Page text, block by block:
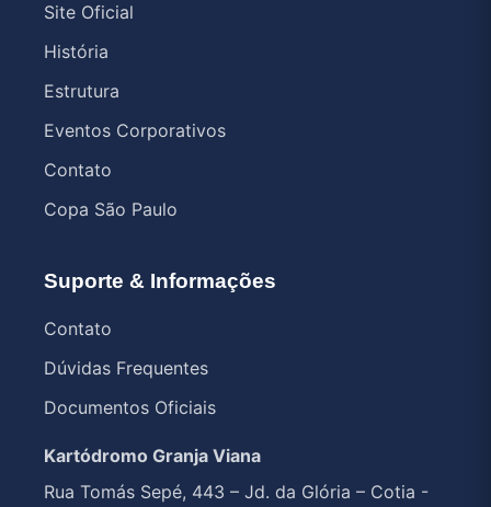
Site Oficial
História
Estrutura
Eventos Corporativos
Contato
Copa São Paulo
Suporte & Informações
Contato
Dúvidas Frequentes
Documentos Oficiais
Kartódromo Granja Viana
Rua Tomás Sepé, 443 – Jd. da Glória – Cotia -